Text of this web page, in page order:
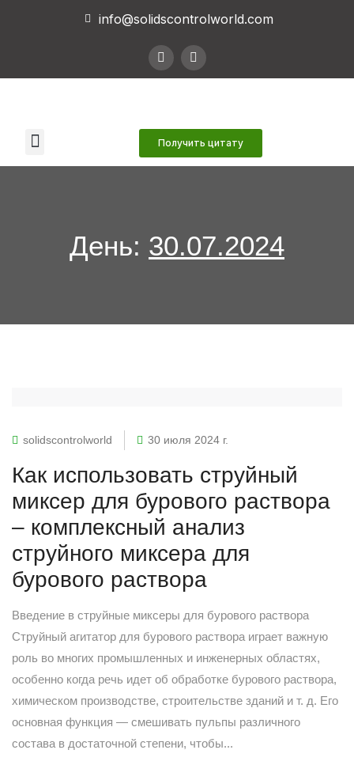
info@solidscontrolworld.com
Получить цитату
День: 30.07.2024
solidscontrolworld 30 июля 2024 г.
Как использовать струйный
миксер для бурового раствора
– комплексный анализ
струйного миксера для
бурового раствора
Введение в струйные миксеры для бурового раствора
Струйный агитатор для бурового раствора играет важную
роль во многих промышленных и инженерных областях,
особенно когда речь идет об обработке бурового раствора,
химическом производстве, строительстве зданий и т. д. Его
основная функция — смешивать пульпы различного
состава в достаточной степени, чтобы...